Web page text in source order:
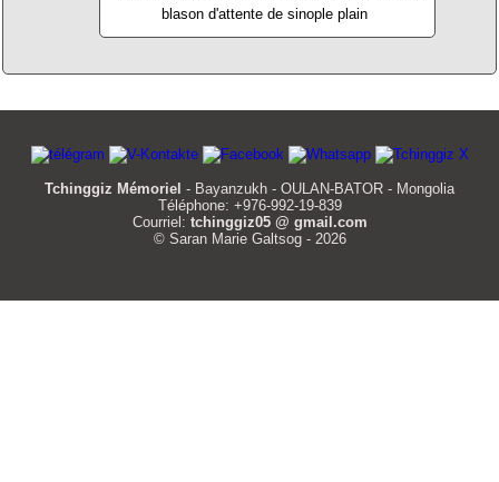
blason d'attente de sinople plain
Tchinggiz Mémoriel - Bayanzukh - OULAN-BATOR - Mongolia
Téléphone: +976-992-19-839
Courriel: tchinggiz05 @ gmail.com
© Saran Marie Galtsog - 2026